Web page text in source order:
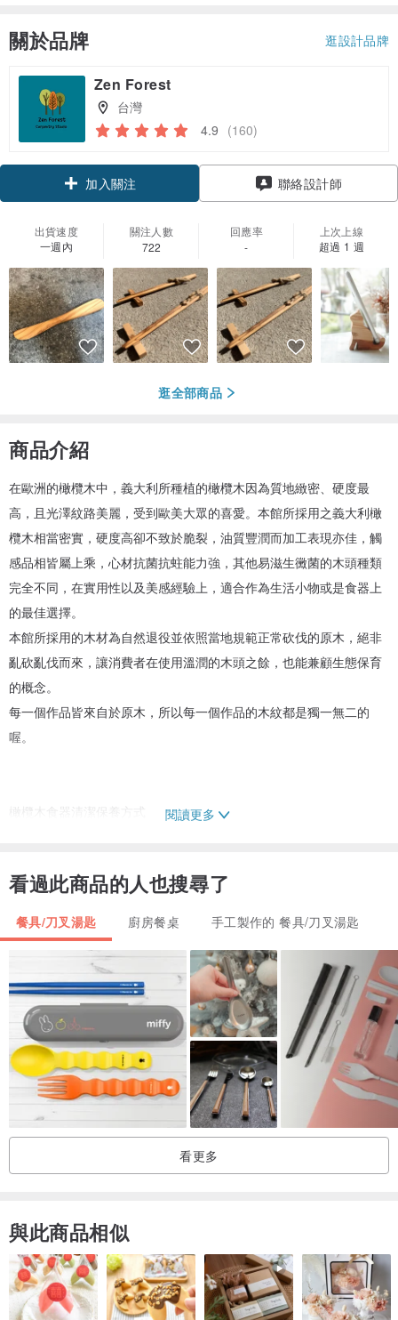
關於品牌 逛設計品牌
Zen Forest
台灣
4.9 (160)
加入關注 聯絡設計師
出貨速度
一週內
關注人數
722
回應率
-
上次上線
超過 1 週
逛全部商品
商品介紹
在歐洲的橄欖木中，義大利所種植的橄欖木因為質地緻密、硬度最
高，且光澤紋路美麗，受到歐美大眾的喜愛。本館所採用之義大利橄
欖木相當密實，硬度高卻不致於脆裂，油質豐潤而加工表現亦佳，觸
感品相皆屬上乘，心材抗菌抗蛀能力強，其他易滋生黴菌的木頭種類
完全不同，在實用性以及美感經驗上，適合作為生活小物或是食器上
的最佳選擇。
本館所採用的木材為自然退役並依照當地規範正常砍伐的原木，絕非
亂砍亂伐而來，讓消費者在使用溫潤的木頭之餘，也能兼顧生態保育
的概念。
每一個作品皆來自於原木，所以每一個作品的木紋都是獨一無二的
喔。
橄欖木食器清潔保養方式
熱變形，不建議放入洗碗機或烘碗機。
3. 每一到兩個月，可以使用食器專用木蠟油/蜂蠟油，薄塗保養(本設
計館亦有製作食用級蜂蠟油，可使用加購價購買)，可以讓色澤保持亮
麗，也可減低發霉的機率。
閱讀更多
看過此商品的人也搜尋了
餐具/刀叉湯匙 廚房餐桌 手工製作的 餐具/刀叉湯匙
看更多
與此商品相似